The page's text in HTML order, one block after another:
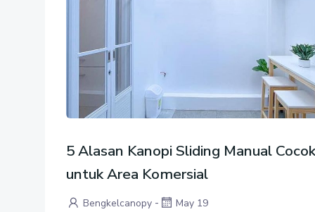
5 Alasan Kanopi Sliding Manual Cocok
untuk Area Komersial
Bengkelcanopy - May 19